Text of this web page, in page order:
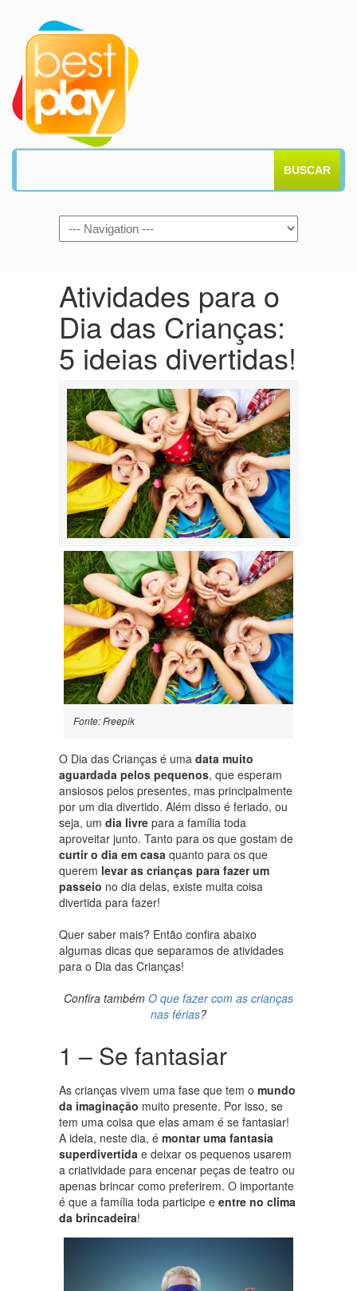
BUSCAR
Atividades para o
Dia das Crianças:
5 ideias divertidas!
Fonte: Freepik
O Dia das Crianças é uma data muito
aguardada pelos pequenos, que esperam
ansiosos pelos presentes, mas principalmente
por um dia divertido. Além disso é feriado, ou
seja, um dia livre para a família toda
aproveitar junto. Tanto para os que gostam de
curtir o dia em casa quanto para os que
querem levar as crianças para fazer um
passeio no dia delas, existe muita coisa
divertida para fazer!
Quer saber mais? Então confira abaixo
algumas dicas que separamos de atividades
para o Dia das Crianças!
Confira também O que fazer com as crianças
nas férias?
1 – Se fantasiar
As crianças vivem uma fase que tem o mundo
da imaginação muito presente. Por isso, se
tem uma coisa que elas amam é se fantasiar!
A ideia, neste dia, é montar uma fantasia
superdivertida e deixar os pequenos usarem
a criatividade para encenar peças de teatro ou
apenas brincar como preferirem. O importante
é que a família toda participe e entre no clima
da brincadeira!